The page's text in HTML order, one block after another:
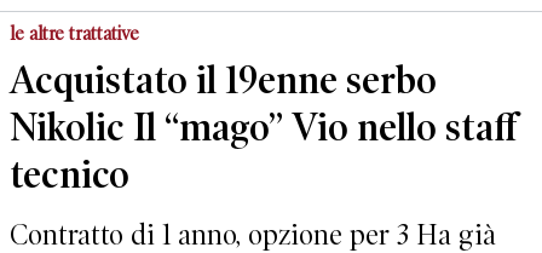
le altre trattative
Acquistato il 19enne serbo
Nikolic Il “mago” Vio nello staff
tecnico
Contratto di 1 anno, opzione per 3 Ha già